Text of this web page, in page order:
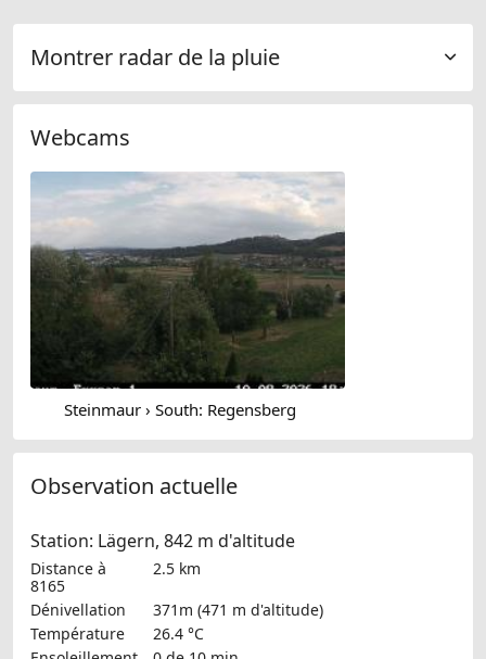
Montrer radar de la pluie
Webcams
Steinmaur › South: Regensberg
Observation actuelle
Station: Lägern, 842 m d'altitude
Distance à
8165
2.5 km
Dénivellation
371m (471 m d'altitude)
Température
26.4 °C